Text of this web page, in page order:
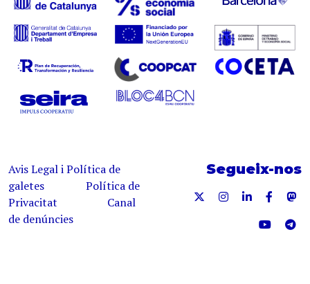
Avis Legal i Política de
galetes
Política de
Privacitat
Canal
de denúncies
Segueix-nos